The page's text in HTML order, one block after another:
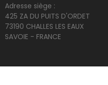
Adresse siège :
425 ZA DU PUITS D'ORDET
73190 CHALLES LES EAUX
SAVOIE - FRANCE